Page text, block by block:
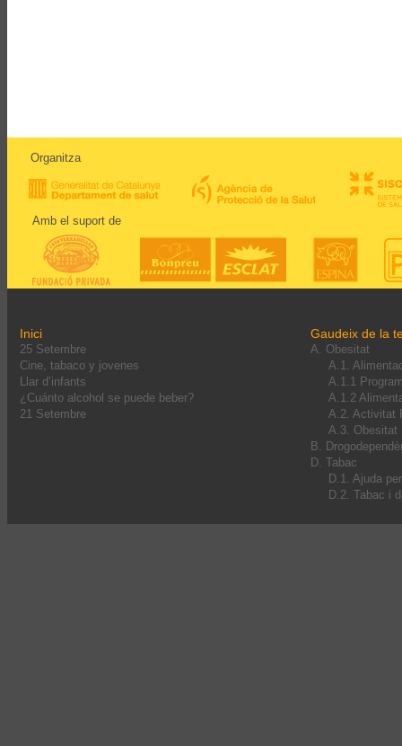
Organitza
Amb el suport de
Inici
25 Setembre
Cine, tabaco y jovenes
Llar d’infants
¿Cuánto alcohol se puede beber?
21 Setembre
Gaudeix de la
A. Obesitat
A.1.
A.1.1
A.1.2
A.2. Activitat
A.3. Obesitat
B.
D. Tabac
D.1. Ajuda
D.2. Tabac i